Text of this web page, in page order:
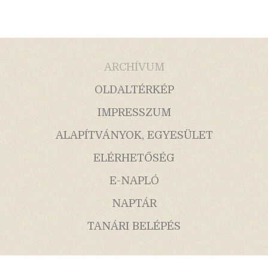
ARCHÍVUM
OLDALTÉRKÉP
IMPRESSZUM
ALAPÍTVÁNYOK, EGYESÜLET
ELÉRHETŐSÉG
E-NAPLÓ
NAPTÁR
TANÁRI BELÉPÉS